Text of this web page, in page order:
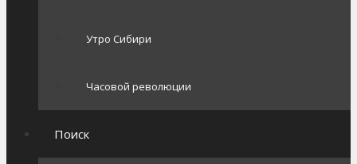
Утро Сибири
Часовой революции
Поиск